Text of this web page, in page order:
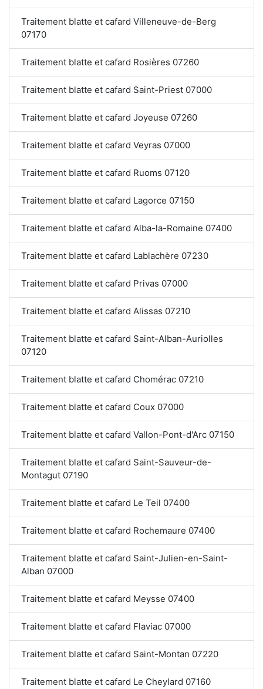
Traitement blatte et cafard Villeneuve-de-Berg
07170
Traitement blatte et cafard Rosières 07260
Traitement blatte et cafard Saint-Priest 07000
Traitement blatte et cafard Joyeuse 07260
Traitement blatte et cafard Veyras 07000
Traitement blatte et cafard Ruoms 07120
Traitement blatte et cafard Lagorce 07150
Traitement blatte et cafard Alba-la-Romaine 07400
Traitement blatte et cafard Lablachère 07230
Traitement blatte et cafard Privas 07000
Traitement blatte et cafard Alissas 07210
Traitement blatte et cafard Saint-Alban-Auriolles
07120
Traitement blatte et cafard Chomérac 07210
Traitement blatte et cafard Coux 07000
Traitement blatte et cafard Vallon-Pont-d'Arc 07150
Traitement blatte et cafard Saint-Sauveur-de-
Montagut 07190
Traitement blatte et cafard Le Teil 07400
Traitement blatte et cafard Rochemaure 07400
Traitement blatte et cafard Saint-Julien-en-Saint-
Alban 07000
Traitement blatte et cafard Meysse 07400
Traitement blatte et cafard Flaviac 07000
Traitement blatte et cafard Saint-Montan 07220
Traitement blatte et cafard Le Cheylard 07160